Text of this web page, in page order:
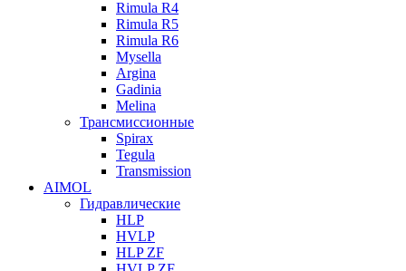
Rimula R4
Rimula R5
Rimula R6
Mysella
Argina
Gadinia
Melina
Трансмиссионные
Spirax
Tegula
Transmission
AIMOL
Гидравлические
HLP
HVLP
HLP ZF